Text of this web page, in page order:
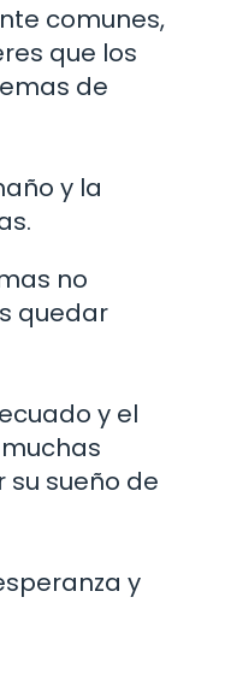
comunes,
que los
de
y la
no
quedar
y el
sueño de
y